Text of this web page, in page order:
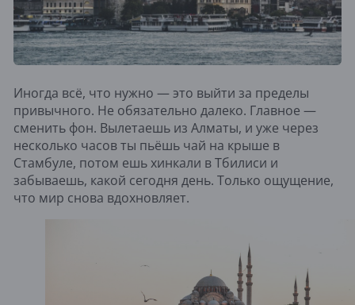
Иногда всё, что нужно — это выйти за пределы
привычного. Не обязательно далеко. Главное —
сменить фон. Вылетаешь из Алматы, и уже через
несколько часов ты пьёшь чай на крыше в
Стамбуле, потом ешь хинкали в Тбилиси и
забываешь, какой сегодня день. Только ощущение,
что мир снова вдохновляет.